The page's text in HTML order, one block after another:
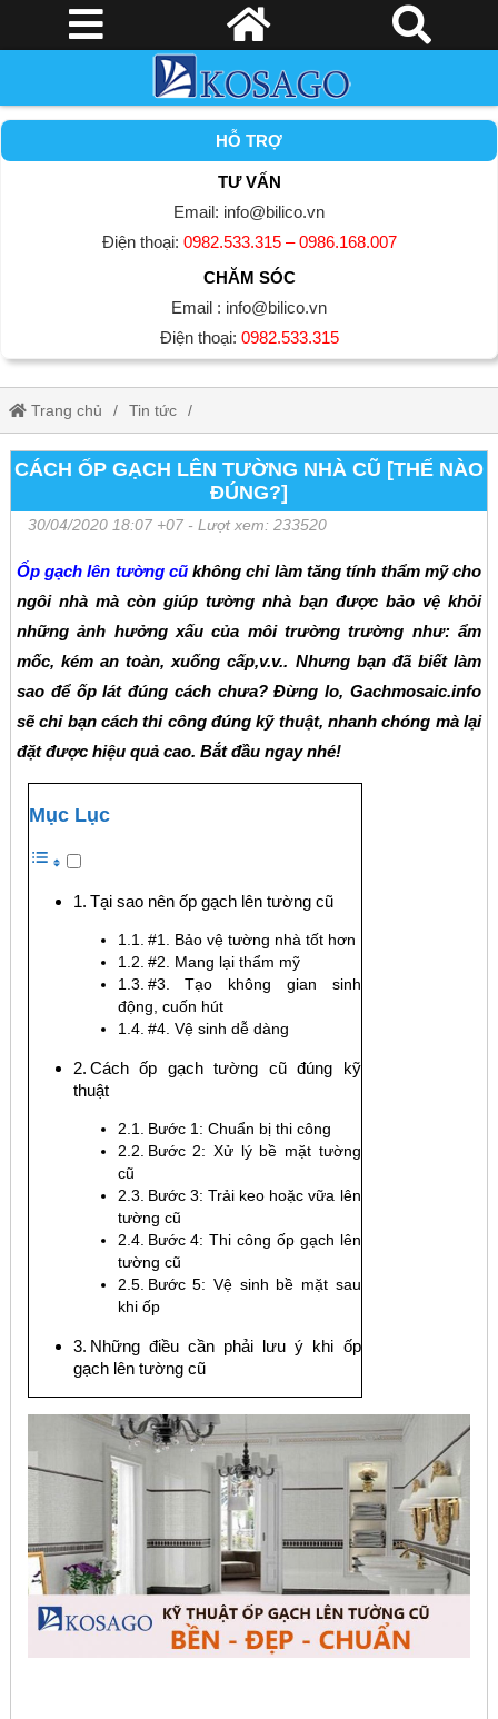
HỖ TRỢ
TƯ VẤN
Email: info@bilico.vn
Điện thoại: 0982.533.315 – 0986.168.007
CHĂM SÓC
Email : info@bilico.vn
Điện thoại: 0982.533.315
Trang chủ Tin tức
Cách ốp gạch lên tường nhà cũ [THẾ NÀO ĐÚNG?]
CÁCH ỐP GẠCH LÊN TƯỜNG NHÀ CŨ [THẾ NÀO
ĐÚNG?]
30/04/2020 18:07 +07 - Lượt xem: 233520
Ốp gạch lên tường cũkhông chỉ làm tăng tính thẩm mỹ cho
ngôi nhà mà còn giúp tường nhà bạn được bảo vệ khỏi
những ảnh hưởng xấu của môi trường trường như: ẩm
mốc, kém an toàn, xuống cấp,v.v.. Nhưng bạn đã biết làm
sao để ốp lát đúng cách chưa? Đừng lo, Gachmosaic.info
sẽ chỉ bạn cách thi công đúng kỹ thuật, nhanh chóng mà lại
đặt được hiệu quả cao. Bắt đầu ngay nhé!
Mục Lục
Tại sao nên ốp gạch lên tường cũ
#1. Bảo vệ tường nhà tốt hơn
#2. Mang lại thẩm mỹ
#3. Tạo không gian sinh
động, cuốn hút
#4. Vệ sinh dễ dàng
Cách ốp gạch tường cũ đúng kỹ
thuật
Bước 1: Chuẩn bị thi công
Bước 2: Xử lý bề mặt tường
cũ
Bước 3: Trải keo hoặc vữa lên
tường cũ
Bước 4: Thi công ốp gạch lên
tường cũ
Bước 5: Vệ sinh bề mặt sau
khi ốp
Những điều cần phải lưu ý khi ốp
gạch lên tường cũ